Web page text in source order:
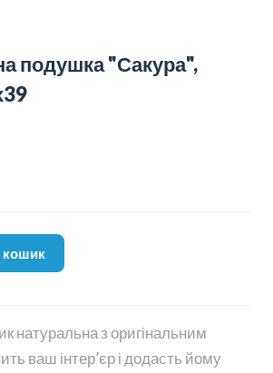
подушка "Сакура",
кошик
натуральна з оригінальним
ваш інтер’єр і додасть йому